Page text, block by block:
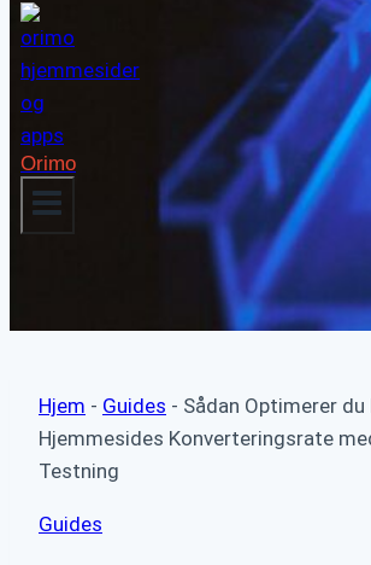
Orimo
Hjem - Guides - Sådan Optimerer du
Hjemmesides Konverteringsrate
Testning
Guides